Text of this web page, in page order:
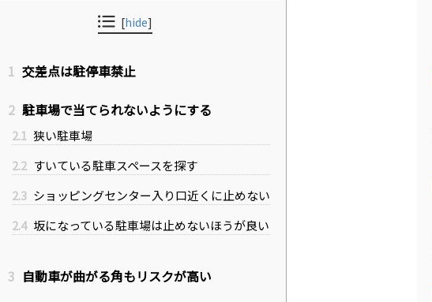
[hide]
1 交差点は駐停車禁止
2 駐車場で当てられないようにする
2.1 狭い駐車場
2.2 すいている駐車スペースを探す
2.3 ショッピングセンター入り口近くに止めない
2.4 坂になっている駐車場は止めないほうが良い
3 自動車が曲がる角もリスクが高い